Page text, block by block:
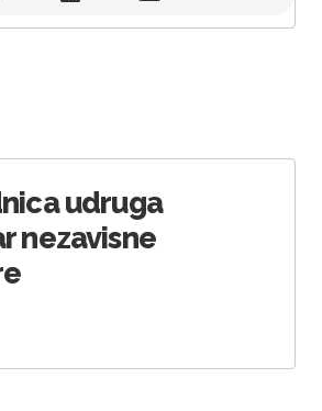
udruga
nezavisne